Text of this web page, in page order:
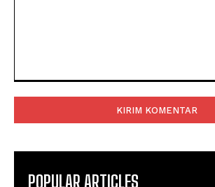
POPULAR ARTICLES